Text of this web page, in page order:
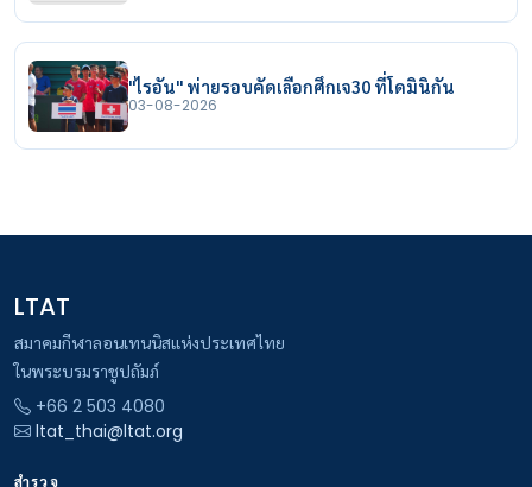
"ไรอัน" พ่ายรอบคัดเลือกศึกเจ30 ที่โดมินิกัน
03-08-2026
LTAT
สมาคมกีฬาลอนเทนนิสแห่งประเทศไทย
ในพระบรมราชูปถัมภ์
+66 2 503 4080
ltat_thai@ltat.org
สำรวจ